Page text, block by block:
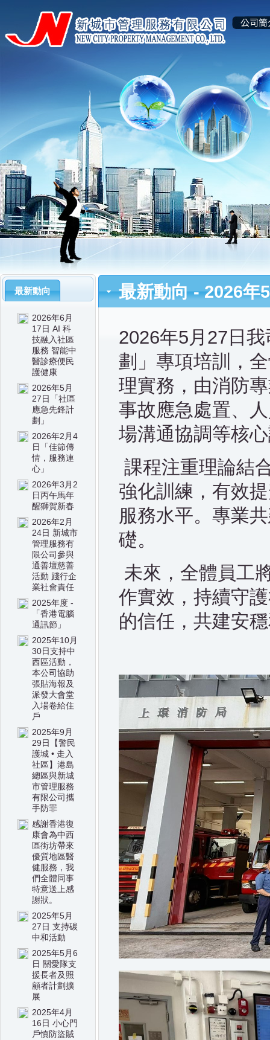
最新動向
2026年6月
17日 AI 科
技融入社區
服務 智能中
醫診療便民
護健康
2026年5月
27日「社區
應急先鋒計
劃」
2026年2月4
日「佳節傳
情，服務連
心」
2026年3月2
日丙午馬年
醒獅賀新春
2026年2月
24日 新城市
管理服務有
限公司參與
通善壇慈善
活動 踐行企
業社會責任
2025年度 -
「香港電腦
通訊節」
2025年10月
30日支持中
西區活動，
本公司協助
張貼海報及
派發大會堂
入場卷給住
戶
2025年9月
29日【警民
護城 • 走入
社區】港島
總區與新城
市管理服務
有限公司攜
手防罪
感謝香港復
康會為中西
區街坊帶來
優質地區醫
健服務，我
們全體同事
特意送上感
謝狀。
2025年5月
27日 支持碳
中和活動
2025年5月6
日 關愛隊支
援長者及照
顧者計劃擴
展
2025年4月
16日 小心門
戶慎防盜賊
最新動向 - 2026年
2026年5月 27 日
劃」專項培訓，
理實務，由消防
事故應急處置、
場溝通協調等核
課程注重理論結
強化訓練，有效
服務水平。專業
礎。
未來，全體員工
作實效，持續守
的信任，共建安